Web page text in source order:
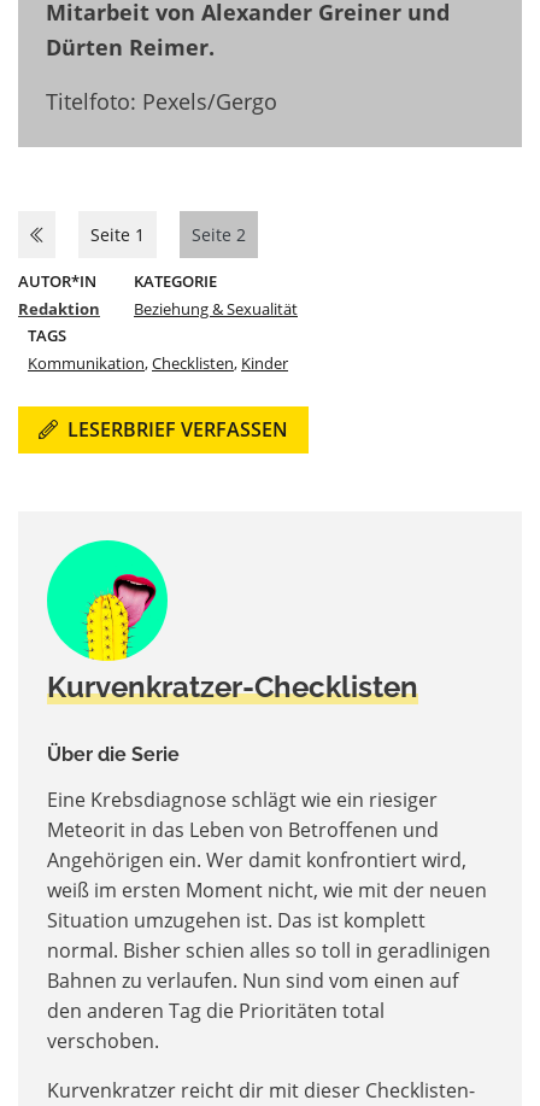
Mitarbeit von Alexander Greiner und
Dürten Reimer.
Titelfoto: Pexels/Gergo
Seite 1 Seite 2
AUTOR*IN
Redaktion
KATEGORIE
Beziehung & Sexualität
TAGS
Kommunikation,Checklisten, Kinder
LESERBRIEF VERFASSEN
Kurvenkratzer-Checklisten
Über die Serie
Eine Krebsdiagnose schlägt wie ein riesiger
Meteorit in das Leben von Betroffenen und
Angehörigen ein. Wer damit konfrontiert wird,
weiß im ersten Moment nicht, wie mit der neuen
Situation umzugehen ist. Das ist komplett
normal. Bisher schien alles so toll in geradlinigen
Bahnen zu verlaufen. Nun sind vom einen auf
den anderen Tag die Prioritäten total
verschoben.
Kurvenkratzer reicht dir mit dieser Checklisten-